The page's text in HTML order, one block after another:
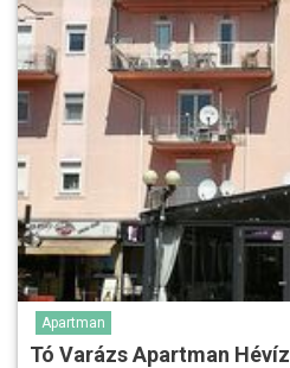
Apartman
Tó Varázs Apartman Hévíz